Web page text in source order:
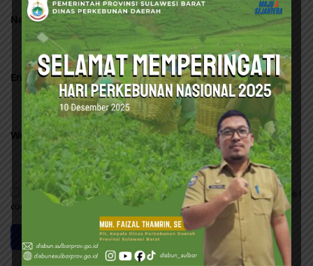
Name*
Email*
Website
Save my name, email, and website in this browser for the next time I
comment.